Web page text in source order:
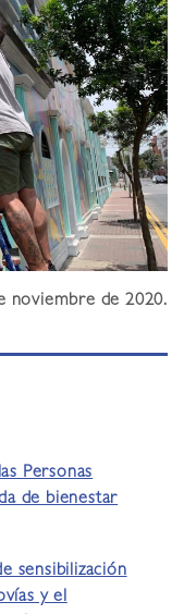
noviembre de 2020.
Personas
de bienestar
sensibilización
y el